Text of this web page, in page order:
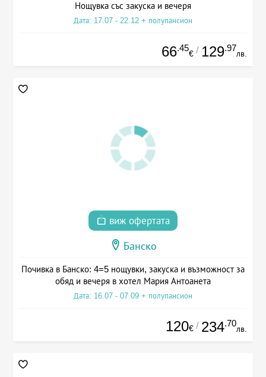
Нощувка със закуска и вечеря
Дата: 17.07 - 22.12 + полупансион
66.45
€ / 129.97
лв.
виж офертата
Банско
Почивка в Банско: 4=5 нощувки, закуска и възможност за
обяд и вечеря в хотел Мария Антоанета
Дата: 16.07 - 07.09 + полупансион
120€ / 234.70
лв.